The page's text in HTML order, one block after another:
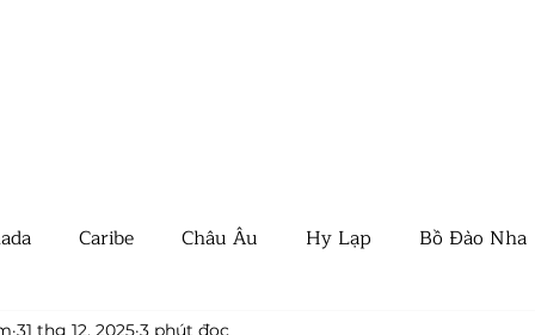
Caribe Châu Âu Hy Lạp Bồ Đào Nha
31 thg 12, 2025 3 phút đọc